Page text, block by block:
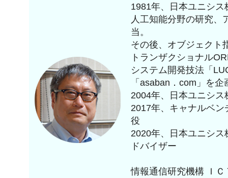
1981年、日本ユニシ
人工知能分野の研究、
当。
その後、オブジェクト
トランザクショナル
システム開発技法「
「asaban．com」を
2004年、日本ユニシ
2017年、キャナルベ
役
2020年、日本ユニシ
ドバイザー
情報通信研究機構 Ｉ